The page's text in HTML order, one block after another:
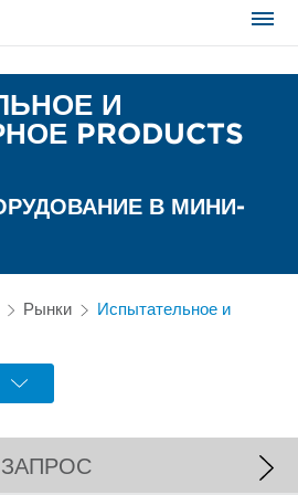
И
PRODUCTS
В МИНИ-
Рынки
Испытательное и